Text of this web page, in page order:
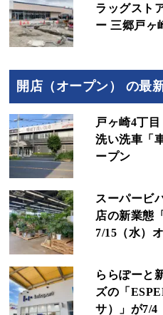
ラッグスト
ー 三郷戸ヶ
開店（オープン） の最
戸ヶ崎4丁
洗い洗車「
ープン
スーパービ
店の新業態
7/15（水）
ららぽーと
ズの「
サ）」が7/4